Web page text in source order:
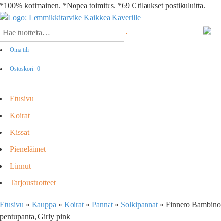
*100% kotimainen. *Nopea toimitus. *69 € tilaukset postikuluitta.
Oma tili
Ostoskori 0
Etusivu
Koirat
Kissat
Pieneläimet
Linnut
Tarjoustuotteet
Etusivu » Kauppa » Koirat » Pannat » Solkipannat » Finnero Bambino
pentupanta, Girly pink